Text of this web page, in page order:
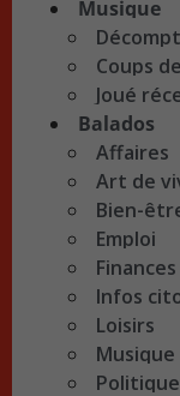
Musique
Coups
Joué
Balados
Affaires
Art de
Bien-
Emploi
Finances
Infos
Loisirs
Musique
Politique